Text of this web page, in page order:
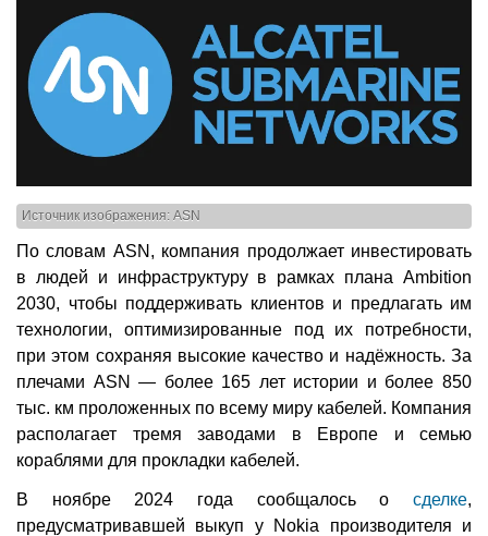
Источник изображения: ASN
По словам ASN, компания продолжает инвестировать
в людей и инфраструктуру в рамках плана Ambition
2030, чтобы поддерживать клиентов и предлагать им
технологии, оптимизированные под их потребности,
при этом сохраняя высокие качество и надёжность. За
плечами ASN — более 165 лет истории и более 850
тыс. км проложенных по всему миру кабелей. Компания
располагает тремя заводами в Европе и семью
кораблями для прокладки кабелей.
В ноябре 2024 года сообщалось о сделке,
предусматривавшей выкуп у Nokia производителя и